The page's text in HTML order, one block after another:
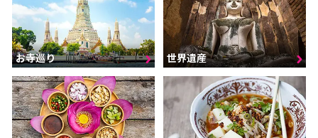
お寺巡り 世界遺産